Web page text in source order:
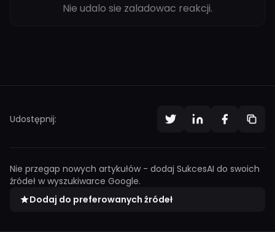
Nie udalo sie zaladowac reakcji.
Udostępnij:
Nie przegap nowych artykułów - dodaj SukcesAI do swoich
źródeł w wyszukiwarce Google.
Dodaj do preferowanych źródeł